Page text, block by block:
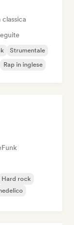
classica
Strumentale
Rap in inglese
Funk
Hard rock